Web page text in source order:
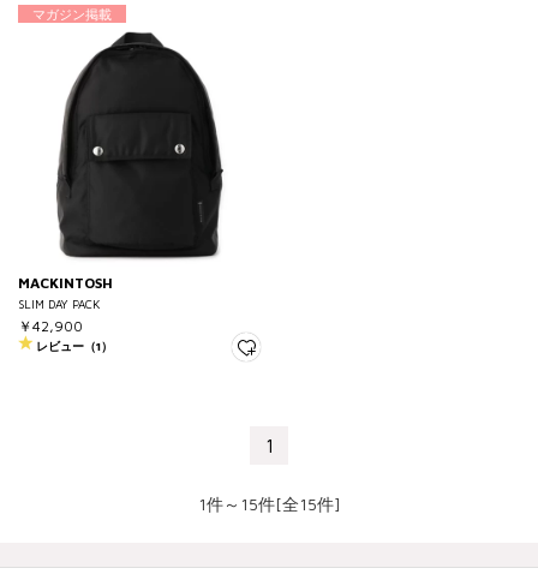
マガジン掲載
MACKINTOSH
SLIM DAY PACK
￥42,900
レビュー（1）
1
1件～15件[全15件]